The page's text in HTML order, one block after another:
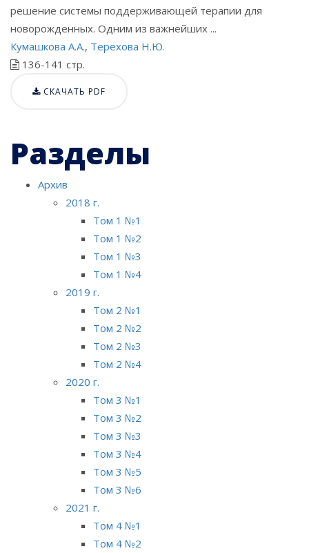
решение системы поддерживающей терапии для
новорожденных. Одним из важнейших ...
Кумашкова А.А., Терехова Н.Ю.
136-141 стр.
СКАЧАТЬ PDF
Разделы
Архив
2018 г.
Том 1 №1
Том 1 №2
Том 1 №3
Том 1 №4
2019 г.
Том 2 №1
Том 2 №2
Том 2 №3
Том 2 №4
2020 г.
Том 3 №1
Том 3 №2
Том 3 №3
Том 3 №4
Том 3 №5
Том 3 №6
2021 г.
Том 4 №1
Том 4 №2